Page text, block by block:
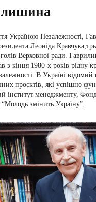
Україною Незалежності,
Леоніда
Верховної ради.
з кінця 1980-х років рідну
В Україні відомий
проєктів, які успішно
інститут менеджменту,
змінить Україну”.